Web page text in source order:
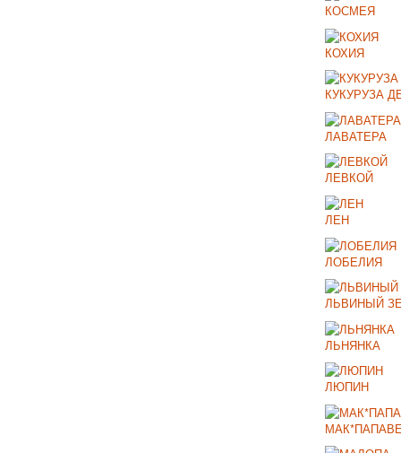
КОСМЕЯ
КОХИЯ
КУКУРУЗА
ЛАВАТЕРА
ЛЕВКОЙ
ЛЕН
ЛОБЕЛИЯ
ЛЬВИНЫЙ
ЛЬНЯНКА
ЛЮПИН